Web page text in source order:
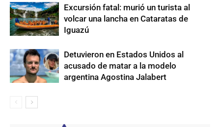
Excursión fatal: murió un turista al
volcar una lancha en Cataratas de
Iguazú
Detuvieron en Estados Unidos al
acusado de matar a la modelo
argentina Agostina Jalabert